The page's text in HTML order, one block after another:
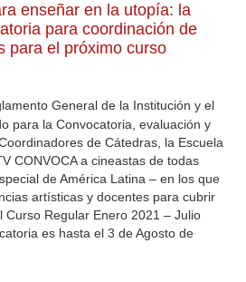
enseñar en la utopía: la
para coordinación de
para el próximo curso
General de la Institución y el
para la Convocatoria, evaluación y
de Cátedras, la Escuela
CONVOCA a cineastas de todas
de América Latina – en los que
artísticas y docentes para cubrir
Curso Regular Enero 2021 – Julio
es hasta el 3 de Agosto de